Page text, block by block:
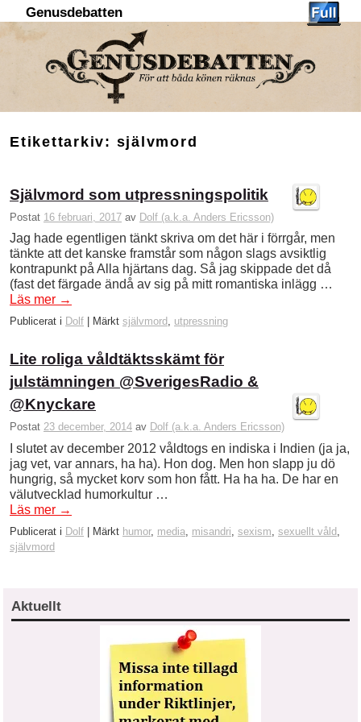
Genusdebatten
Etikettarkiv: självmord
Självmord som utpressningspolitik
Postat 16 februari, 2017 av Dolf (a.k.a. Anders Ericsson)
Jag hade egentligen tänkt skriva om det här i förrgår, men
tänkte att det kanske framstår som någon slags avsiktlig
kontrapunkt på Alla hjärtans dag. Så jag skippade det då
(fast det färgade ändå av sig på mitt romantiska inlägg …
Läs mer →
Publicerat i Dolf Märkt självmord , utpressning
Lite roliga våldtäktsskämt för
julstämningen @SverigesRadio &
@Knyckare
Postat 23 december, 2014 av Dolf (a.k.a. Anders Ericsson)
I slutet av december 2012 våldtogs en indiska i Indien (ja ja,
jag vet, var annars, ha ha). Hon dog. Men hon slapp ju dö
hungrig, så mycket korv som hon fått. Ha ha ha. De har en
välutvecklad humorkultur …
Läs mer →
Publicerat i Dolf Märkt humor, media misandri sexism sexuellt våld
självmord
Aktuellt